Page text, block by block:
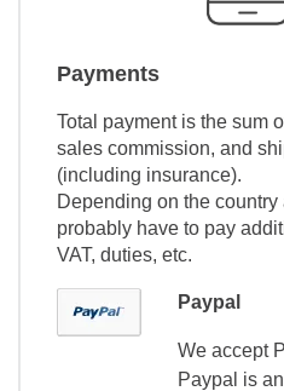
Payments
Total payment is the sum
sales commission, and
(including insurance).
Depending on the country
probably have to pay
VAT, duties, etc.
Paypal
We accept
Paypal is